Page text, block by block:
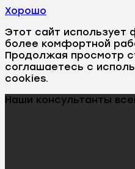
Хорошо
Этот сайт
более комфортной
Продолжая просмотр
соглашаетесь с
cookies.
Наши консультанты